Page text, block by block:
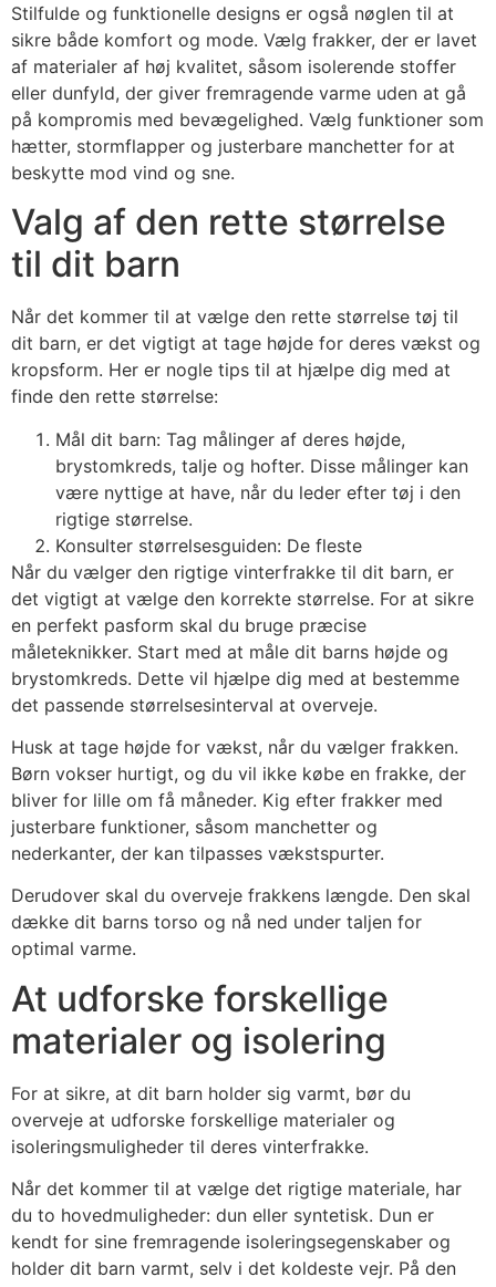
Stilfulde og funktionelle designs er også nøglen til at
sikre både komfort og mode. Vælg frakker, der er lavet
af materialer af høj kvalitet, såsom isolerende stoffer
eller dunfyld, der giver fremragende varme uden at gå
på kompromis med bevægelighed. Vælg funktioner som
hætter, stormflapper og justerbare manchetter for at
beskytte mod vind og sne.
Valg af den rette størrelse
til dit barn
Når det kommer til at vælge den rette størrelse tøj til
dit barn, er det vigtigt at tage højde for deres vækst og
kropsform. Her er nogle tips til at hjælpe dig med at
finde den rette størrelse:
Mål dit barn: Tag målinger af deres højde,
brystomkreds, talje og hofter. Disse målinger kan
være nyttige at have, når du leder efter tøj i den
rigtige størrelse.
Konsulter størrelsesguiden: De fleste
Når du vælger den rigtige vinterfrakke til dit barn, er
det vigtigt at vælge den korrekte størrelse. For at sikre
en perfekt pasform skal du bruge præcise
måleteknikker. Start med at måle dit barns højde og
brystomkreds. Dette vil hjælpe dig med at bestemme
det passende størrelsesinterval at overveje.
Husk at tage højde for vækst, når du vælger frakken.
Børn vokser hurtigt, og du vil ikke købe en frakke, der
bliver for lille om få måneder. Kig efter frakker med
justerbare funktioner, såsom manchetter og
nederkanter, der kan tilpasses vækstspurter.
Derudover skal du overveje frakkens længde. Den skal
dække dit barns torso og nå ned under taljen for
optimal varme.
At udforske forskellige
materialer og isolering
For at sikre, at dit barn holder sig varmt, bør du
overveje at udforske forskellige materialer og
isoleringsmuligheder til deres vinterfrakke.
Når det kommer til at vælge det rigtige materiale, har
du to hovedmuligheder: dun eller syntetisk. Dun er
kendt for sine fremragende isoleringsegenskaber og
holder dit barn varmt, selv i det koldeste vejr. På den